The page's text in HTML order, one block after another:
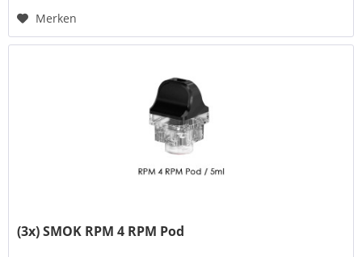
Merken
(3x) SMOK RPM 4 RPM Pod